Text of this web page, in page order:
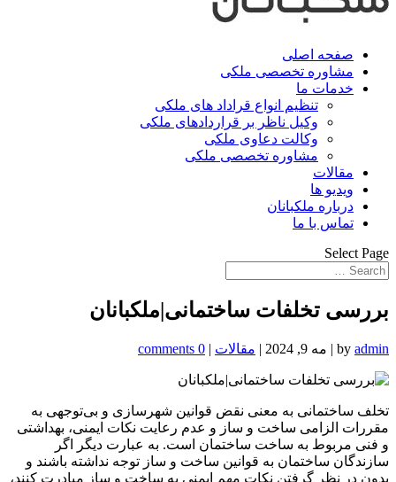
صفحه اصلی
مشاوره تخصصی ملکی
خدمات ما
تنظیم انواع قراداد های ملکی
وکیل ناظر بر قراردادهای ملکی
وکالت دعاوی ملکی
مشاوره تخصصی ملکی
مقالات
ویدیو ها
درباره ملکبانان
تماس با ما
Select Page
بررسی تخلفات ساختمانی|ملکبانان
by admin
| مه 9, 2024 | مقالات |
0 comments
تخلف ساختمانی به معنی نقض قوانین شهرسازی و بی‌توجهی به
مقررات الزامی ساخت و ساز و عدم رعایت نکات ایمنی، بهداشتی
و فنی مربوط به ساخت ساختمان است. به عبارت دیگر اگر
سازندگان ساختمان به قوانین ساخت و ساز توجه نداشته باشند و
بدون در نظر گرفتن نکات مهم ایمنی به ساخت و ساز مبادرت کنند،